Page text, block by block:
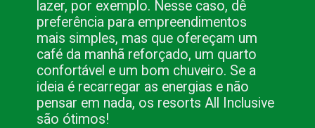
lazer, por exemplo. Nesse caso, dê
preferência para empreendimentos
mais simples, mas que ofereçam um
café da manhã reforçado, um quarto
confortável e um bom chuveiro. Se a
ideia é recarregar as energias e não
pensar em nada, os resorts All Inclusive
são ótimos!